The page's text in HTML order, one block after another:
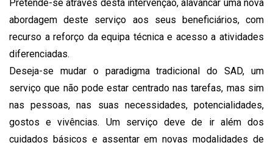
Pretende-se através desta intervenção, alavancar uma nova
abordagem deste serviço aos seus beneficiários, com
recurso a reforço da equipa técnica e acesso a atividades
diferenciadas.
Deseja-se mudar o paradigma tradicional do SAD, um
serviço que não pode estar centrado nas tarefas, mas sim
nas pessoas, nas suas necessidades, potencialidades,
gostos e vivências. Um serviço deve de ir além dos
cuidados básicos e assentar em novas modalidades de